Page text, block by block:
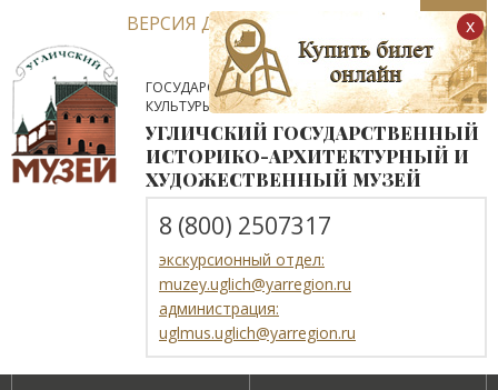
ВЕРСИЯ ДЛЯ СЛАБОВИДЯЩИХ
ГОСУДАРСТВЕННОЕ АВТОНОМНОЕ УЧРЕЖДЕНИЕ
КУЛЬТУРЫ ЯРОСЛАВСКОЙ ОБЛАСТИ
УГЛИЧСКИЙ ГОСУДАРСТВЕННЫЙ
ИСТОРИКО-АРХИТЕКТУРНЫЙ И
ХУДОЖЕСТВЕННЫЙ МУЗЕЙ
8 (800) 2507317
экскурсионный отдел:
muzey.uglich@yarregion.ru
администрация:
uglmus.uglich@yarregion.ru
x